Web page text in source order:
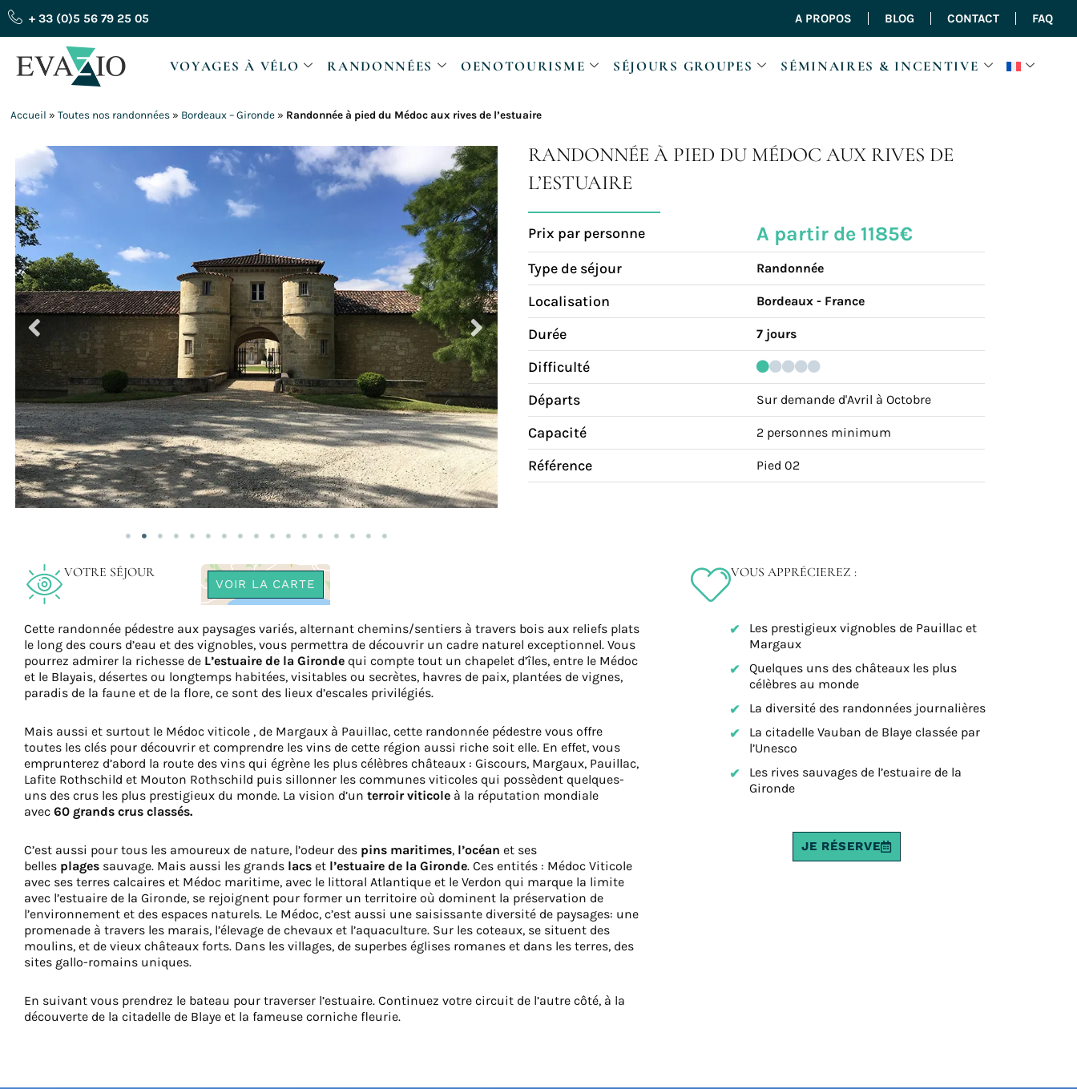
Aller
au
contenu
+ 33 (0)5 56 79 25 05 A PROPOS BLOG CONTACT FAQ
VOYAGES À VÉLO RANDONNÉES OENOTOURISME SÉJOURS GROUPES SÉMINAIRES & INCENTIVE
Accueil »Toutes nos randonnées » Bordeaux – Gironde » Randonnée à pied du Médoc aux rives de l’estuaire
RANDONNÉE À PIED DU MÉDOC AUX RIVES DE
L’ESTUAIRE
Prix par personne A partir de 1185€
Type de séjour Randonnée
Localisation Bordeaux - France
Durée 7 jours
Difficulté
Départs
Sur demande d'Avril à Octobre
Capacité 2 personnes minimum
Référence Pied 02
VOTRE SÉJOUR
VOIR LA CARTE
Cette randonnée pédestre aux paysages variés, alternant chemins/sentiers à travers bois aux reliefs plats
le long des cours d’eau et des vignobles, vous permettra de découvrir un cadre naturel exceptionnel. Vous
pourrez admirer la richesse de L’estuaire de la Gironde qui compte tout un chapelet d’îles, entre le Médoc
et le Blayais, désertes ou longtemps habitées, visitables ou secrètes, havres de paix, plantées de vignes,
paradis de la faune et de la flore, ce sont des lieux d’escales privilégiés.
Mais aussi et surtout le Médoc viticole , de Margaux à Pauillac, cette randonnée pédestre vous offre
toutes les clés pour découvrir et comprendre les vins de cette région aussi riche soit elle. En effet, vous
emprunterez d’abord la route des vins qui égrène les plus célèbres châteaux : Giscours, Margaux, Pauillac,
Lafite Rothschild et Mouton Rothschild puis sillonner les communes viticoles qui possèdent quelques-
uns des crus les plus prestigieux du monde. La vision d’un terroir viticole à la réputation mondiale
avec 60 grands crus classés.
C’est aussi pour tous les amoureux de nature, l’odeur des pins maritimes, l’océan et ses
belles plages sauvage. Mais aussi les grands lacs et l’estuaire de la Gironde. Ces entités : Médoc Viticole
avec ses terres calcaires et Médoc maritime, avec le littoral Atlantique et le Verdon qui marque la limite
avec l’estuaire de la Gironde, se rejoignent pour former un territoire où dominent la préservation de
l’environnement et des espaces naturels. Le Médoc, c’est aussi une saisissante diversité de paysages: une
promenade à travers les marais, l’élevage de chevaux et l’aquaculture. Sur les coteaux, se situent des
moulins, et de vieux châteaux forts. Dans les villages, de superbes églises romanes et dans les terres, des
sites gallo-romains uniques.
En suivant vous prendrez le bateau pour traverser l’estuaire. Continuez votre circuit de l’autre côté, à la
découverte de la citadelle de Blaye et la fameuse corniche fleurie.
VOUS APPRÉCIEREZ :
Les prestigieux vignobles de Pauillac et
Margaux
Quelques uns des châteaux les plus
célèbres au monde
La diversité des randonnées journalières
La citadelle Vauban de Blaye classée par
l’Unesco
Les rives sauvages de l’estuaire de la
Gironde
JE RÉSERVE